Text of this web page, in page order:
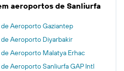
aeroportos de Sanliurfa
Aeroporto Gaziantep
Aeroporto Diyarbakir
Aeroporto Malatya Erhac
Aeroporto Sanliurfa GAP Intl